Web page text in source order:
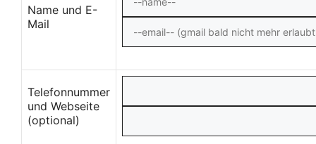
Name und E-
Mail
Telefonnummer
und Webseite
(optional)